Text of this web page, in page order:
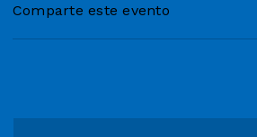
Comparte este evento